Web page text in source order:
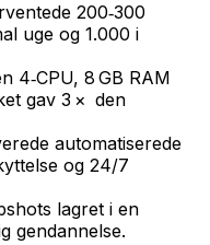
200‑300
uge og 1.000 i
4‑CPU, 8 GB RAM
gav 3 × den
automatiserede
og 24/7
lagret i en
gendannelse.